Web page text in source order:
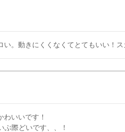
。動きにくくなくてとてもいい！ス
わいいです！
ぶ際どいです、、！